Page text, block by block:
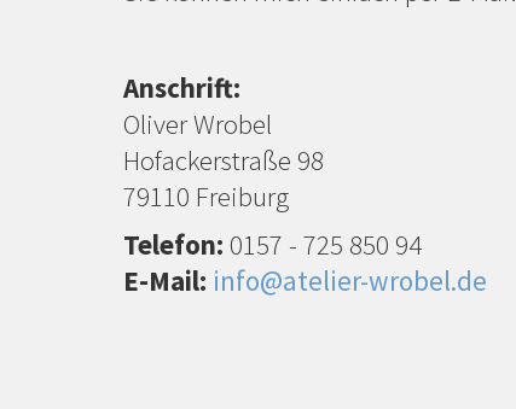
Anschrift:
Oliver Wrobel
Hofackerstraße 98
79110 Freiburg
Telefon: 0157 - 725 850 94
E-Mail: info@atelier-wrobel.de